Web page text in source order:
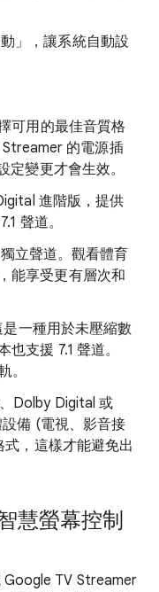
」
，讓系統自動設
可用的最佳音質格
的電源插
定變更才會生效。
進階版，提供
聲道。
獨立聲道。觀看體育
能享受更有層次和
是一種用於未壓縮數
支援 7.1 聲道。
。
Dolby Digital 或
備 (電視、影音接
，這樣才能避免出
慧螢幕控制
TV Streamer